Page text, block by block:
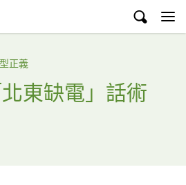
正義
東缺電」話術